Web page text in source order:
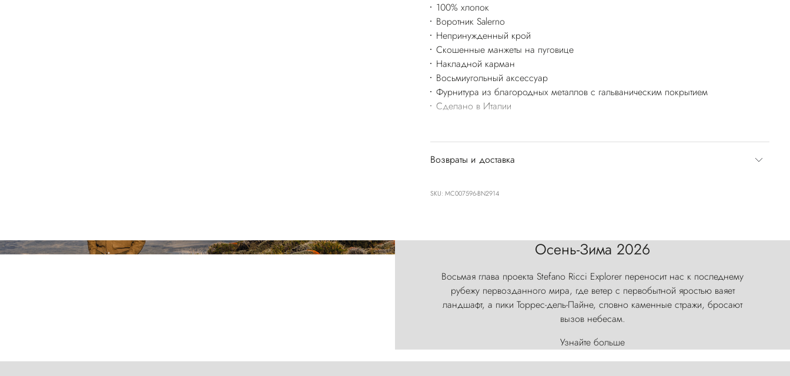
100% хлопок
Воротник Salerno
Непринужденный крой
Скошенные манжеты на пуговице
Накладной карман
Восьмиугольный аксессуар
Фурнитура из благородных металлов с гальваническим покрытием
Сделано в Италии
Возвраты и доставка
SKU: MC007596-BN2914
Осень-Зима 2026
Восьмая глава проекта Stefano Ricci Explorer переносит нас к последнему
рубежу первозданного мира, где ветер с первобытной яростью ваяет
ландшафт, а пики Торрес-дель-Пайне, словно каменные стражи, бросают
вызов небесам.
Узнайте больше